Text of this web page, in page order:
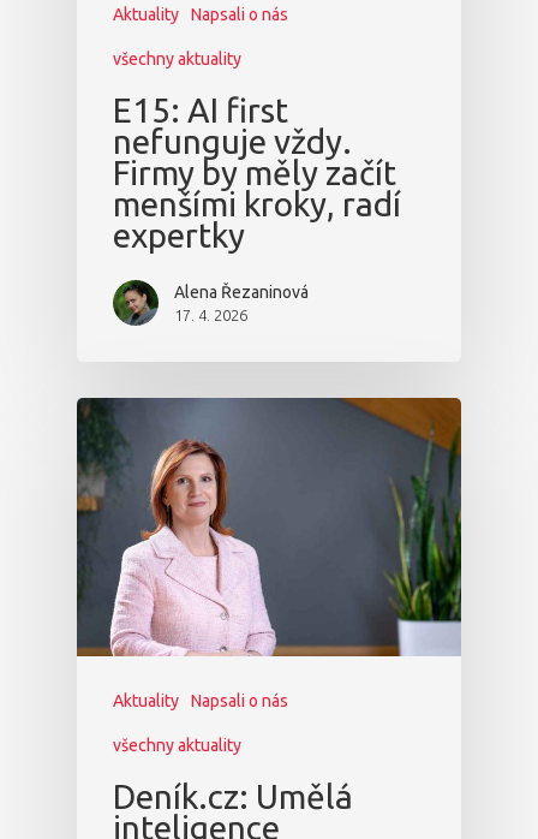
Aktuality Napsali o nás
všechny aktuality
E15: AI first
nefunguje vždy.
Firmy by měly začít
menšími kroky, radí
expertky
Alena Řezaninová
17. 4. 2026
Aktuality Napsali o nás
všechny aktuality
Deník.cz: Umělá
inteligence